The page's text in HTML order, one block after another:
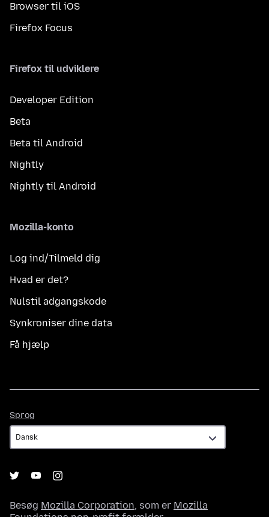
Browser til iOS
Firefox Focus
Firefox til udviklere
Developer Edition
Beta
Beta til Android
Nightly
Nightly til Android
Mozilla-konto
Log ind/Tilmeld dig
Hvad er det?
Nulstil adgangskode
Synkroniser dine data
Få hjælp
Sprog
Besøg Mozilla Corporation, som er Mozilla